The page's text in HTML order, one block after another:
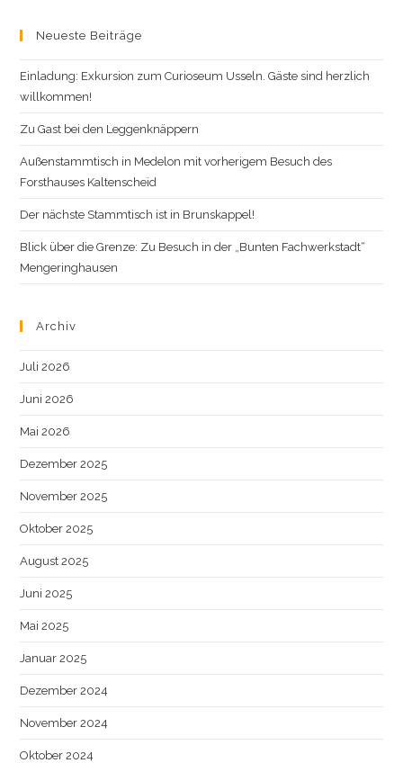
Neueste Beiträge
Einladung: Exkursion zum Curioseum Usseln. Gäste sind herzlich
willkommen!
Zu Gast bei den Leggenknäppern
Außenstammtisch in Medelon mit vorherigem Besuch des
Forsthauses Kaltenscheid
Der nächste Stammtisch ist in Brunskappel!
Blick über die Grenze: Zu Besuch in der „Bunten Fachwerkstadt“
Mengeringhausen
Archiv
Juli 2026
Juni 2026
Mai 2026
Dezember 2025
November 2025
Oktober 2025
August 2025
Juni 2025
Mai 2025
Januar 2025
Dezember 2024
November 2024
Oktober 2024